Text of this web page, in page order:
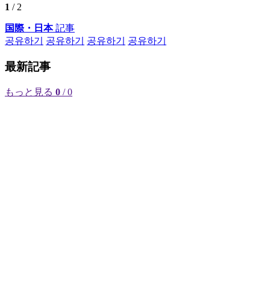
1 / 2
国際・日本記事
공유하기
공유하기 공유하기 공유하기
最新記事
もっと見る 0 / 0